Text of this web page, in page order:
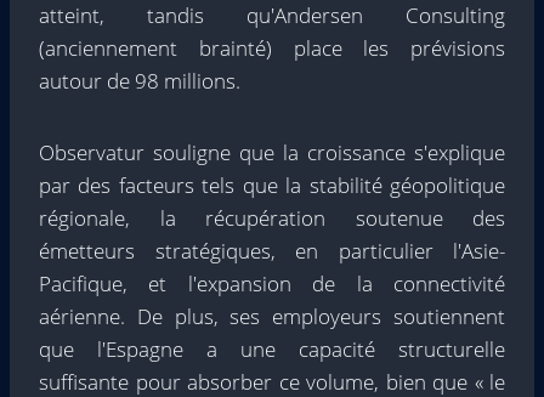
atteint, tandis qu'Andersen Consulting
(anciennement brainté) place les prévisions
autour de 98 millions.
Observatur souligne que la croissance s'explique
par des facteurs tels que la stabilité géopolitique
régionale, la récupération soutenue des
émetteurs stratégiques, en particulier l'Asie-
Pacifique, et l'expansion de la connectivité
aérienne. De plus, ses employeurs soutiennent
que l'Espagne a une capacité structurelle
suffisante pour absorber ce volume, bien que « le